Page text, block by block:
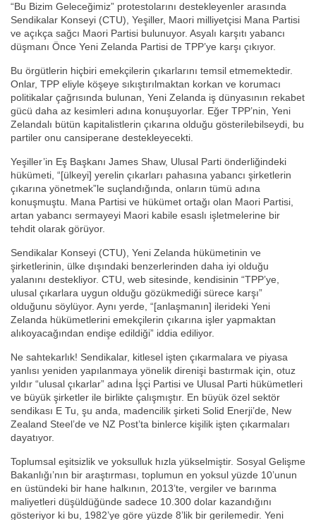
“Bu Bizim Geleceğimiz” protestolarını destekleyenler arasında
Sendikalar Konseyi (CTU), Yeşiller, Maori milliyetçisi Mana Partisi
ve açıkça sağcı Maori Partisi bulunuyor. Asyalı karşıtı yabancı
düşmanı Önce Yeni Zelanda Partisi de TPP’ye karşı çıkıyor.
Bu örgütlerin hiçbiri emekçilerin çıkarlarını temsil etmemektedir.
Onlar, TPP eliyle köşeye sıkıştırılmaktan korkan ve korumacı
politikalar çağrısında bulunan, Yeni Zelanda iş dünyasının rekabet
gücü daha az kesimleri adına konuşuyorlar. Eğer TPP’nin, Yeni
Zelandalı bütün kapitalistlerin çıkarına olduğu gösterilebilseydi, bu
partiler onu cansiperane destekleyecekti.
Yeşiller’in Eş Başkanı James Shaw, Ulusal Parti önderliğindeki
hükümeti, “[ülkeyi] yerelin çıkarları pahasına yabancı şirketlerin
çıkarına yönetmek”le suçlandığında, onların tümü adına
konuşmuştu. Mana Partisi ve hükümet ortağı olan Maori Partisi,
artan yabancı sermayeyi Maori kabile esaslı işletmelerine bir
tehdit olarak görüyor.
Sendikalar Konseyi (CTU), Yeni Zelanda hükümetinin ve
şirketlerinin, ülke dışındaki benzerlerinden daha iyi olduğu
yalanını destekliyor. CTU, web sitesinde, kendisinin “TPP’ye,
ulusal çıkarlara uygun olduğu gözükmediği sürece karşı”
olduğunu söylüyor. Aynı yerde, “[anlaşmanın] ilerideki Yeni
Zelanda hükümetlerini emekçilerin çıkarına işler yapmaktan
alıkoyacağından endişe edildiği” iddia ediliyor.
Ne sahtekarlık! Sendikalar, kitlesel işten çıkarmalara ve piyasa
yanlısı yeniden yapılanmaya yönelik direnişi bastırmak için, otuz
yıldır “ulusal çıkarlar” adına İşçi Partisi ve Ulusal Parti hükümetleri
ve büyük şirketler ile birlikte çalışmıştır. En büyük özel sektör
sendikası E Tu, şu anda, madencilik şirketi Solid Enerji’de, New
Zealand Steel’de ve NZ Post’ta binlerce kişilik işten çıkarmaları
dayatıyor.
Toplumsal eşitsizlik ve yoksulluk hızla yükselmiştir. Sosyal Gelişme
Bakanlığı’nın bir araştırması, toplumun en yoksul yüzde 10’unun
en üstündeki bir hane halkının, 2013’te, vergiler ve barınma
maliyetleri düşüldüğünde sadece 10.300 dolar kazandığını
gösteriyor ki bu, 1982’ye göre yüzde 8’lik bir gerilemedir. Yeni